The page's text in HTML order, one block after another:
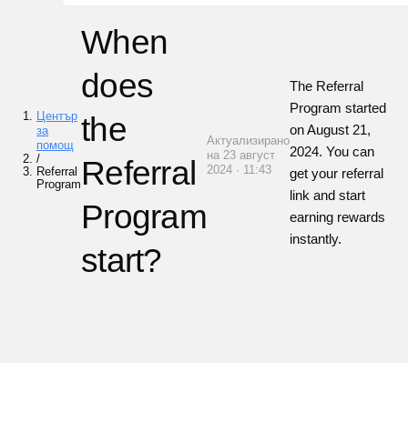
Център
за
помощ
/
Referral
Program
When
does
the
Referral
Program
start?
Актуализирано
на 23 август
2024 · 11:43
The Referral
Program started
on August 21,
2024. You can
get your referral
link and start
earning rewards
instantly.